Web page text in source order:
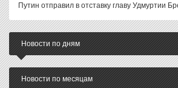
Путин отправил в отставку главу Удмуртии
Новости по дням
Новости по месяцам